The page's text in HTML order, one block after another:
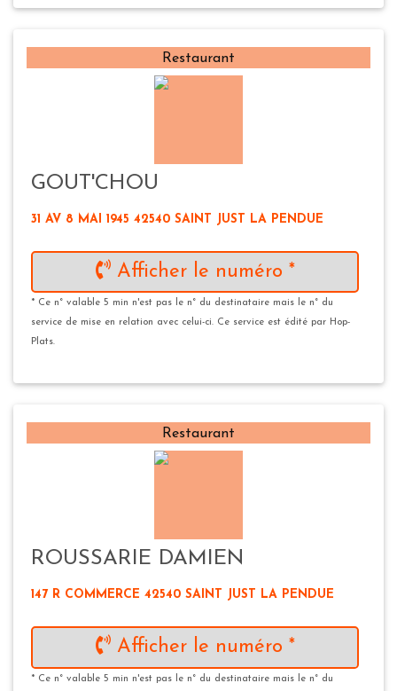
Restaurant
GOUT'CHOU
31 AV 8 MAI 1945 42540 SAINT JUST LA PENDUE
Afficher le numéro *
* Ce n° valable 5 min n'est pas le n° du destinataire mais le n° du
service de mise en relation avec celui-ci. Ce service est édité par Hop-
Plats.
Restaurant
ROUSSARIE DAMIEN
147 R COMMERCE 42540 SAINT JUST LA PENDUE
Afficher le numéro *
* Ce n° valable 5 min n'est pas le n° du destinataire mais le n° du